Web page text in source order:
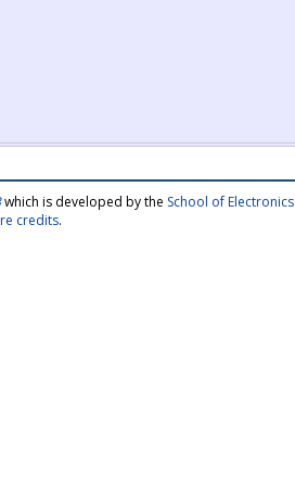
which is developed by the School of
credits.